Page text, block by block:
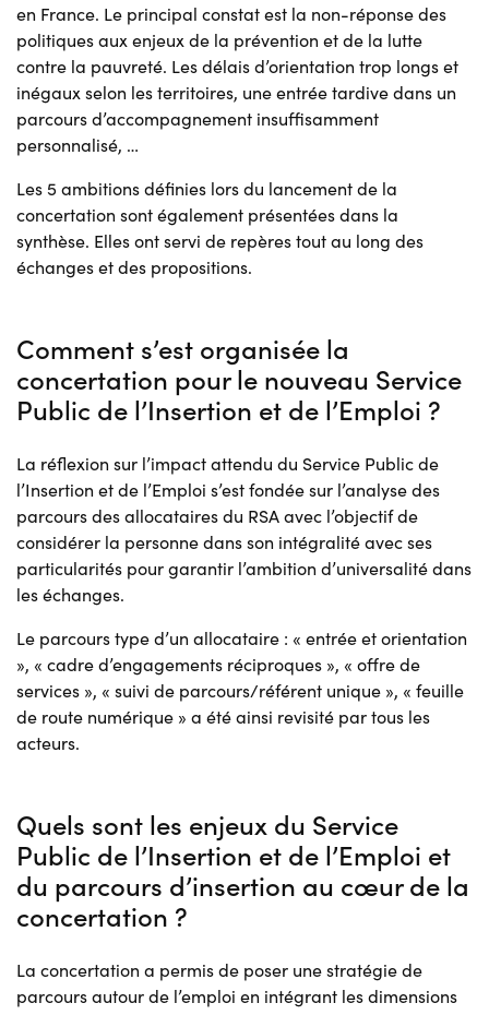
en France. Le principal constat est la non-réponse des
politiques aux enjeux de la prévention et de la lutte
contre la pauvreté. Les délais d’orientation trop longs et
inégaux selon les territoires, une entrée tardive dans un
parcours d’accompagnement insuffisamment
personnalisé, …
Les 5 ambitions définies lors du lancement de la
concertation sont également présentées dans la
synthèse. Elles ont servi de repères tout au long des
échanges et des propositions.
Comment s’est organisée la
concertation pour le nouveau Service
Public de l’Insertion et de l’Emploi ?
La réflexion sur l’impact attendu du Service Public de
l’Insertion et de l’Emploi s’est fondée sur l’analyse des
parcours des allocataires du RSA avec l’objectif de
considérer la personne dans son intégralité avec ses
particularités pour garantir l’ambition d’universalité dans
les échanges.
Le parcours type d’un allocataire : « entrée et orientation
», « cadre d’engagements réciproques », « offre de
services », « suivi de parcours/référent unique », « feuille
de route numérique » a été ainsi revisité par tous les
acteurs.
Quels sont les enjeux du Service
Public de l’Insertion et de l’Emploi et
du parcours d’insertion au cœur de la
concertation ?
La concertation a permis de poser une stratégie de
parcours autour de l’emploi en intégrant les dimensions